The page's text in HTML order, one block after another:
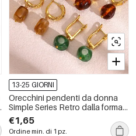
13-25 GIORNI
Orecchini pendenti da donna
Simple Series Retro dalla forma
irregolare, color oro rame.
€1,65
Ordine min. di 1 pz.